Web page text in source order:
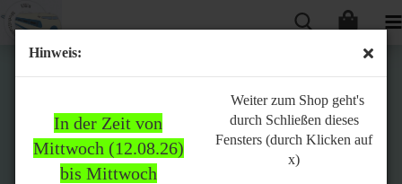
Hinweis:
In der Zeit von
Mittwoch (12.08.26)
bis Mittwoch
Weiter zum Shop geht's
durch Schließen dieses
Fensters (durch Klicken auf
x)
Bitte
beachten: